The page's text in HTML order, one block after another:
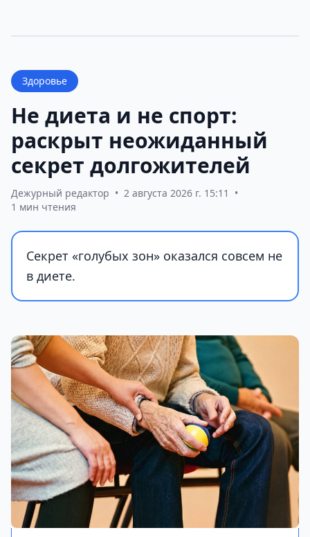
Здоровье
Не диета и не спорт:
раскрыт неожиданный
секрет долгожителей
Дежурный редактор • 2 августа 2026 г. 15:11
•
1 мин чтения
Секрет «голубых зон» оказался совсем не
в диете.